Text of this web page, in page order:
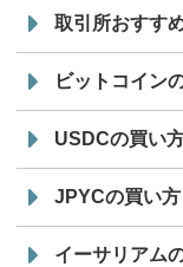
取引所おすす
ビットコイン
USDCの買い
JPYCの買い方
イーサリアム